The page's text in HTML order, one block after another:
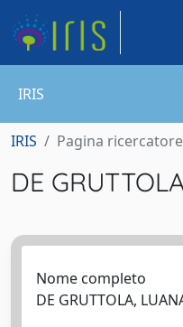
IRIS
IRIS Pagina ricercatore
DE
Nome completo
DE GRUTTOLA,